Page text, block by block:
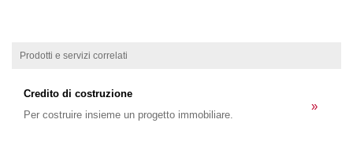
Prodotti e servizi correlati
Credito di costruzione
Per costruire insieme un progetto immobiliare.
»